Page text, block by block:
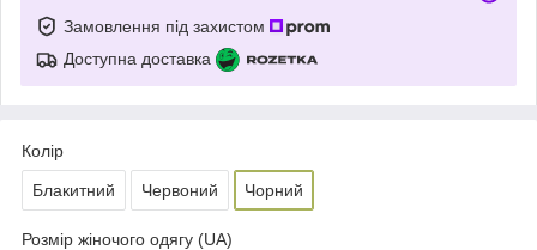
Замовлення під захистом
Доступна доставка
Колір
Блакитний Червоний Чорний
Розмір жіночого одягу (UA)